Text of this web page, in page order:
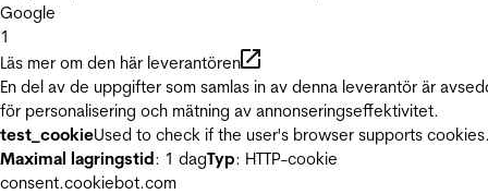
Google
1
Läs mer om den här leverantören
En del av de uppgifter som samlas in av denna leverantör är
för personalisering och mätning av annonseringseffektivitet.
test_cookieUsed to check if the user's browser supports
Maximal lagringstid: 1 dagTyp: HTTP-cookie
consent.cookiebot.com